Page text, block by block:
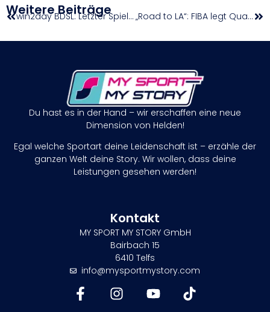
Weitere Beiträge win2day BDSL: Letzter Spieltag im Jahr 2025 „Road to LA“: FIBA legt Qualifikationsprozedere für Olympia 2028 fest
Du hast es in der Hand – wir erschaffen eine neue
Dimension von Helden!
Egal welche Sportart deine Leidenschaft ist – erzähle der
ganzen Welt deine Story. Wir wollen, dass deine
Leistungen gesehen werden!
Kontakt
MY SPORT MY STORY GmbH
Bairbach 15
6410 Telfs
info@mysportmystory.com